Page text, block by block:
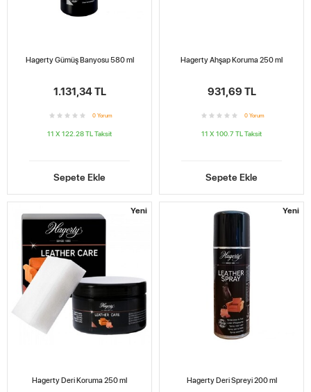
Hagerty Gümüş Banyosu 580 ml
1.131,34 TL
0 Yorum
11 X 122.28 TL Taksit
Sepete Ekle
Hagerty Ahşap Koruma 250 ml
931,69 TL
0 Yorum
11 X 100.7 TL Taksit
Sepete Ekle
Yeni
Hagerty Deri Koruma 250 ml
Yeni
Hagerty Deri Spreyi 200 ml